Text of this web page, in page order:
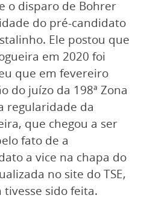
o disparo de Bohrer
do pré-candidato
Ele postou que
em 2020 foi
que em fevereiro
do juízo da 198ª Zona
regularidade da
que chegou a ser
fato de a
a vice na chapa do
no site do TSE,
sido feita.